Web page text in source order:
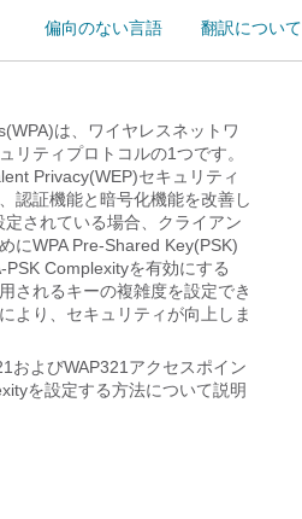
偏向のない言語
翻訳について
は、ワイヤレスネットワ
リティプロトコルの1つです。
Privacy(WEP)セキュリティ
認証機能と暗号化機能を改善し
定されている場合、クライアン
にWPA Pre-Shared Key(PSK)
PSK Complexityを有効にする
されるキーの複雑度を設定でき
より、セキュリティが向上しま
およびWAP321アクセスポイン
を設定する方法について説明